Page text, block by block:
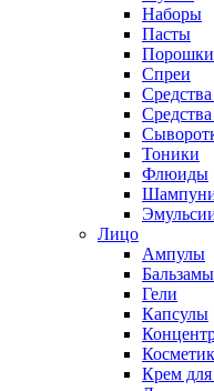
Наборы
Пасты
Порошки
Спреи
Тоники
Флюиды
Лицо
Ампулы
Бальзамы
Гели
Капсулы
Крем